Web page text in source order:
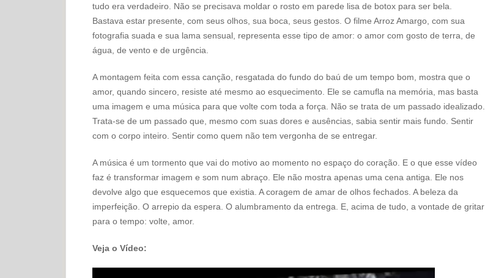
tudo era verdadeiro. Não se precisava moldar o rosto em parede lisa de botox para ser bela.
Bastava estar presente, com seus olhos, sua boca, seus gestos. O filme Arroz Amargo, com sua
fotografia suada e sua lama sensual, representa esse tipo de amor: o amor com gosto de terra, de
água, de vento e de urgência.
A montagem feita com essa canção, resgatada do fundo do baú de um tempo bom, mostra que o
amor, quando sincero, resiste até mesmo ao esquecimento. Ele se camufla na memória, mas basta
uma imagem e uma música para que volte com toda a força. Não se trata de um passado idealizado.
Trata-se de um passado que, mesmo com suas dores e ausências, sabia sentir mais fundo. Sentir
com o corpo inteiro. Sentir como quem não tem vergonha de se entregar.
A música é um tormento que vai do motivo ao momento no espaço do coração. E o que esse vídeo
faz é transformar imagem e som num abraço. Ele não mostra apenas uma cena antiga. Ele nos
devolve algo que esquecemos que existia. A coragem de amar de olhos fechados. A beleza da
imperfeição. O arrepio da espera. O alumbramento da entrega. E, acima de tudo, a vontade de gritar
para o tempo: volte, amor.
Veja o Vídeo: